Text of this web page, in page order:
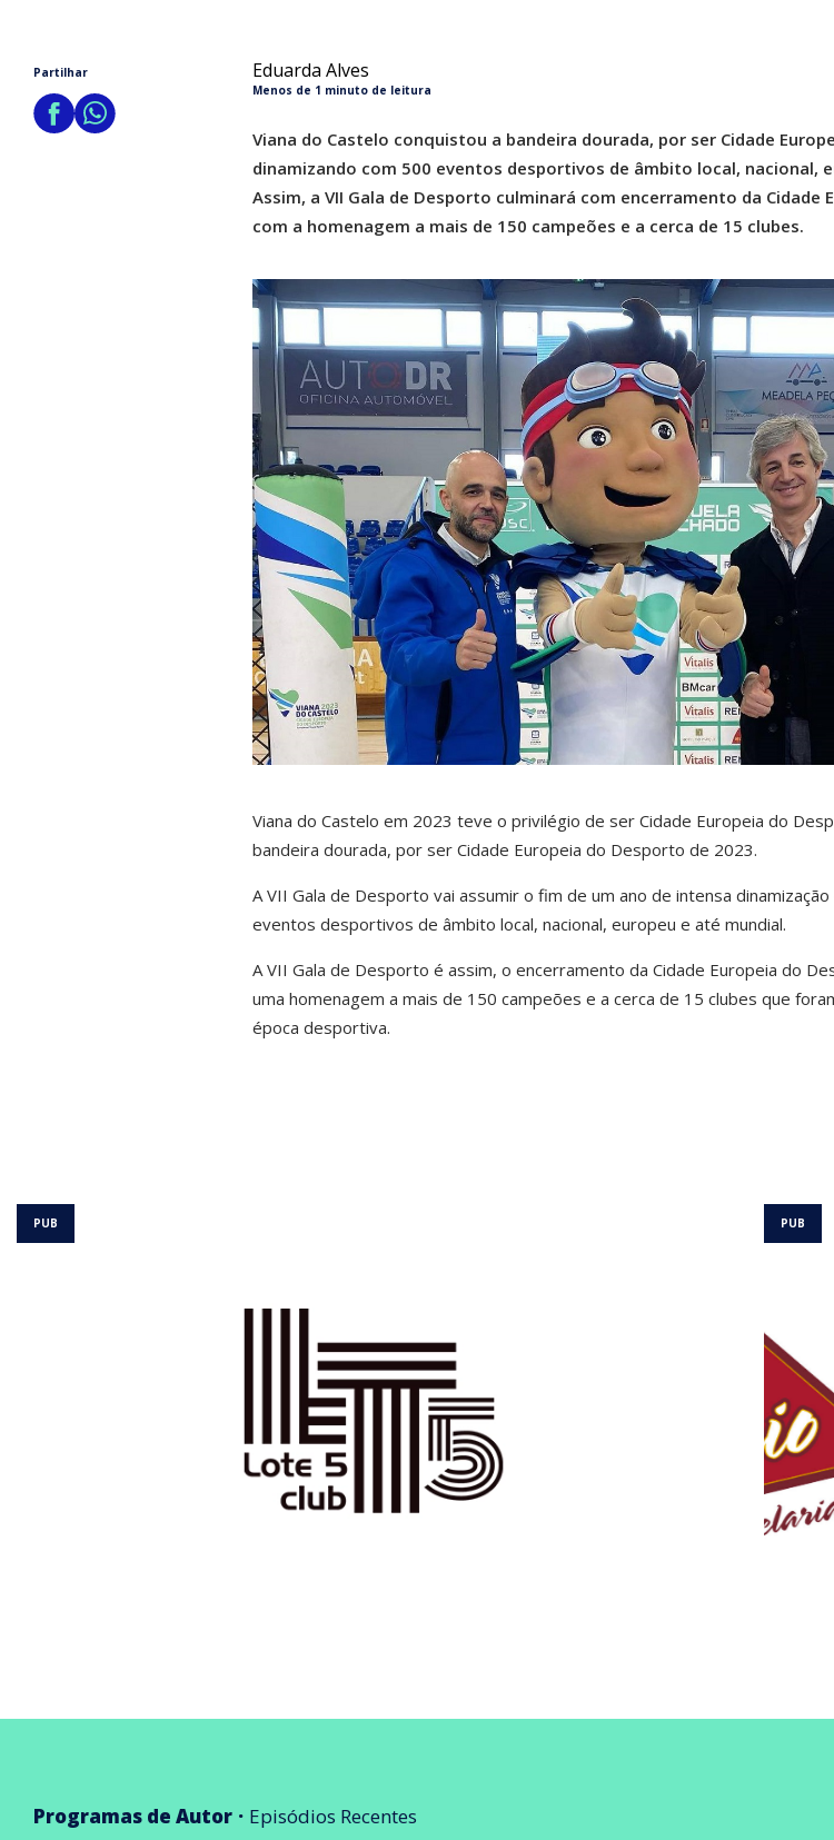
Partilhar Eduarda Alves
Menos de 1 minuto de leitura
Viana do Castelo conquistou a bandeira dourada, por ser Cidade
dinamizando com 500 eventos desportivos de âmbito local, nacional,
Assim, a VII Gala de Desporto culminará com encerramento da Cidade
com a homenagem a mais de 150 campeões e a cerca de 15 clubes.
Viana do Castelo em 2023 teve o privilégio de ser Cidade Europeia do
bandeira dourada, por ser Cidade Europeia do Desporto de 2023.
A VII Gala de Desporto vai assumir o fim de um ano de intensa
eventos desportivos de âmbito local, nacional, europeu e até mundial.
A VII Gala de Desporto é assim, o encerramento da Cidade Europeia do
uma homenagem a mais de 150 campeões e a cerca de 15 clubes que
época desportiva.
Programas de Autor Episódios Recentes